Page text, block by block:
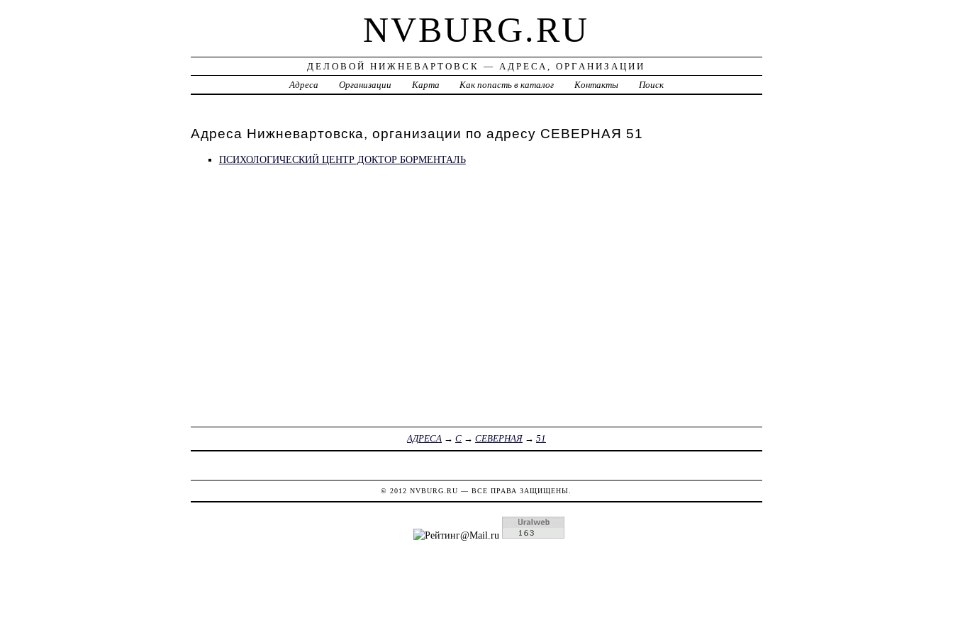
NVBURG.RU
ДЕЛОВОЙ НИЖНЕВАРТОВСК — АДРЕСА, ОРГАНИЗАЦИИ
Адреса
Организации Карта Как попасть в каталог Контакты Поиск
Адреса Нижневартовска, организации по адресу СЕВЕРНАЯ 51
ПСИХОЛОГИЧЕСКИЙ ЦЕНТР ДОКТОР БОРМЕНТАЛЬ
АДРЕСА→ С→ СЕВЕРНАЯ→ 51
© 2012NVBURG.RU — ВСЕ ПРАВА ЗАЩИЩЕНЫ.